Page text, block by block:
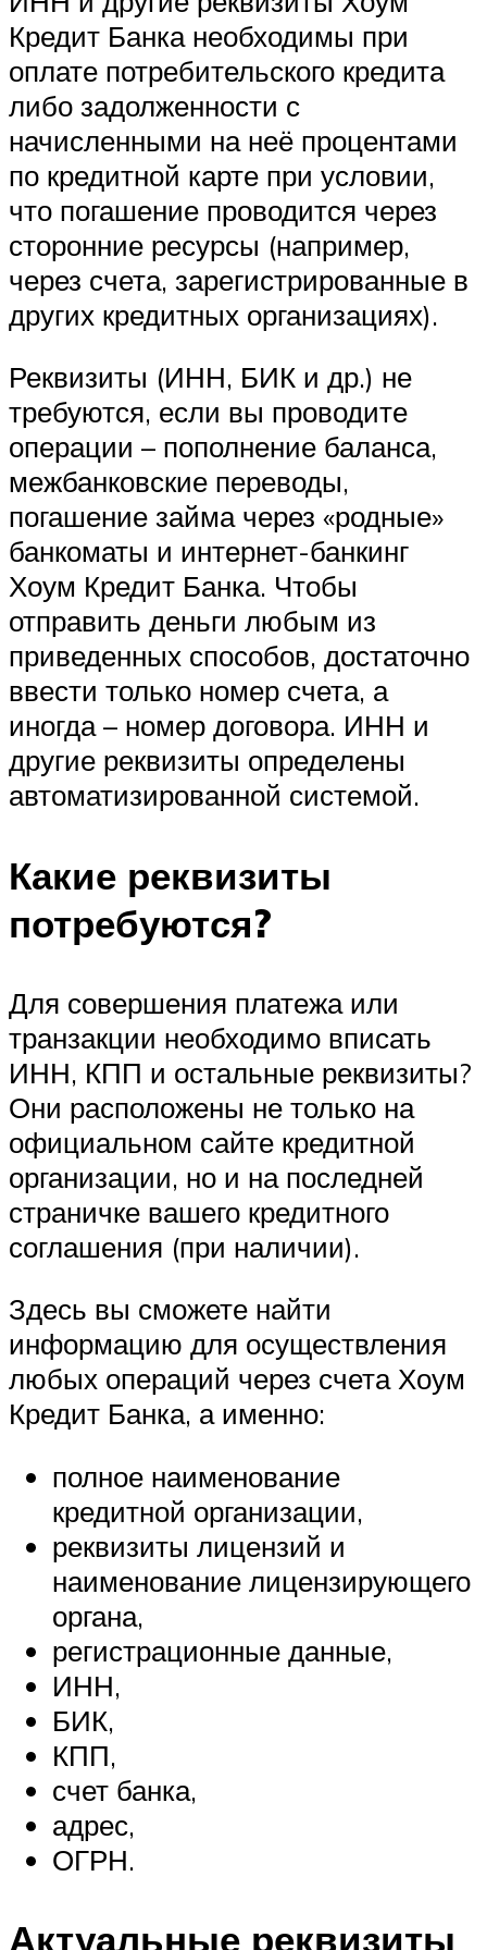
Кредит Банка необходимы при
оплате потребительского кредита
либо задолженности с
начисленными на неё процентами
по кредитной карте при условии,
что погашение проводится через
сторонние ресурсы (например,
через счета, зарегистрированные в
других кредитных организациях).
Реквизиты (ИНН, БИК и др.) не
требуются, если вы проводите
операции – пополнение баланса,
межбанковские переводы,
погашение займа через «родные»
банкоматы и интернет-банкинг
Хоум Кредит Банка. Чтобы
отправить деньги любым из
приведенных способов, достаточно
ввести только номер счета, а
иногда – номер договора. ИНН и
другие реквизиты определены
автоматизированной системой.
Какие реквизиты
потребуются?
Для совершения платежа или
транзакции необходимо вписать
ИНН, КПП и остальные реквизиты?
Они расположены не только на
официальном сайте кредитной
организации, но и на последней
страничке вашего кредитного
соглашения (при наличии).
Здесь вы сможете найти
информацию для осуществления
любых операций через счета Хоум
Кредит Банка, а именно:
полное наименование
кредитной организации,
реквизиты лицензий и
наименование лицензирующего
органа,
регистрационные данные,
ИНН,
БИК,
КПП,
счет банка,
адрес,
ОГРН.
Актуальные реквизиты